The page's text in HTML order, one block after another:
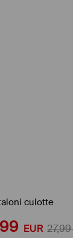
culotte
EUR 27,99